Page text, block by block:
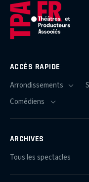
ACCÈS RAPIDE
ARCHIVES
Tous les spectacles